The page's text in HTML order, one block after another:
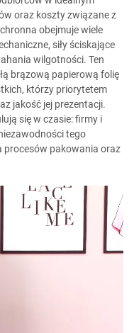
oraz koszty związane z
obejmuje wiele
siły ściskające
wilgotności. Ten
brązową papierową folię
którzy priorytetem
jakość jej prezentacji.
się w czasie: firmy i
tego
procesów pakowania oraz